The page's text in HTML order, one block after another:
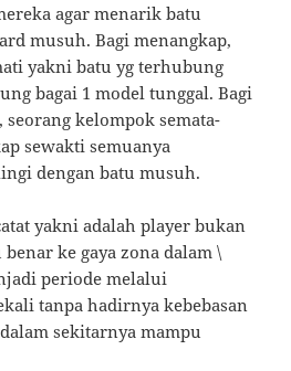
agar menarik batu
musuh. Bagi menangkap,
yakni batu yg terhubung
bagai 1 model tunggal. Bagi
kelompok semata-
sewakti semuanya
dengan batu musuh.
yakni adalah player bukan
ke gaya zona dalam \
periode melalui
tanpa hadirnya kebebasan
sekitarnya mampu